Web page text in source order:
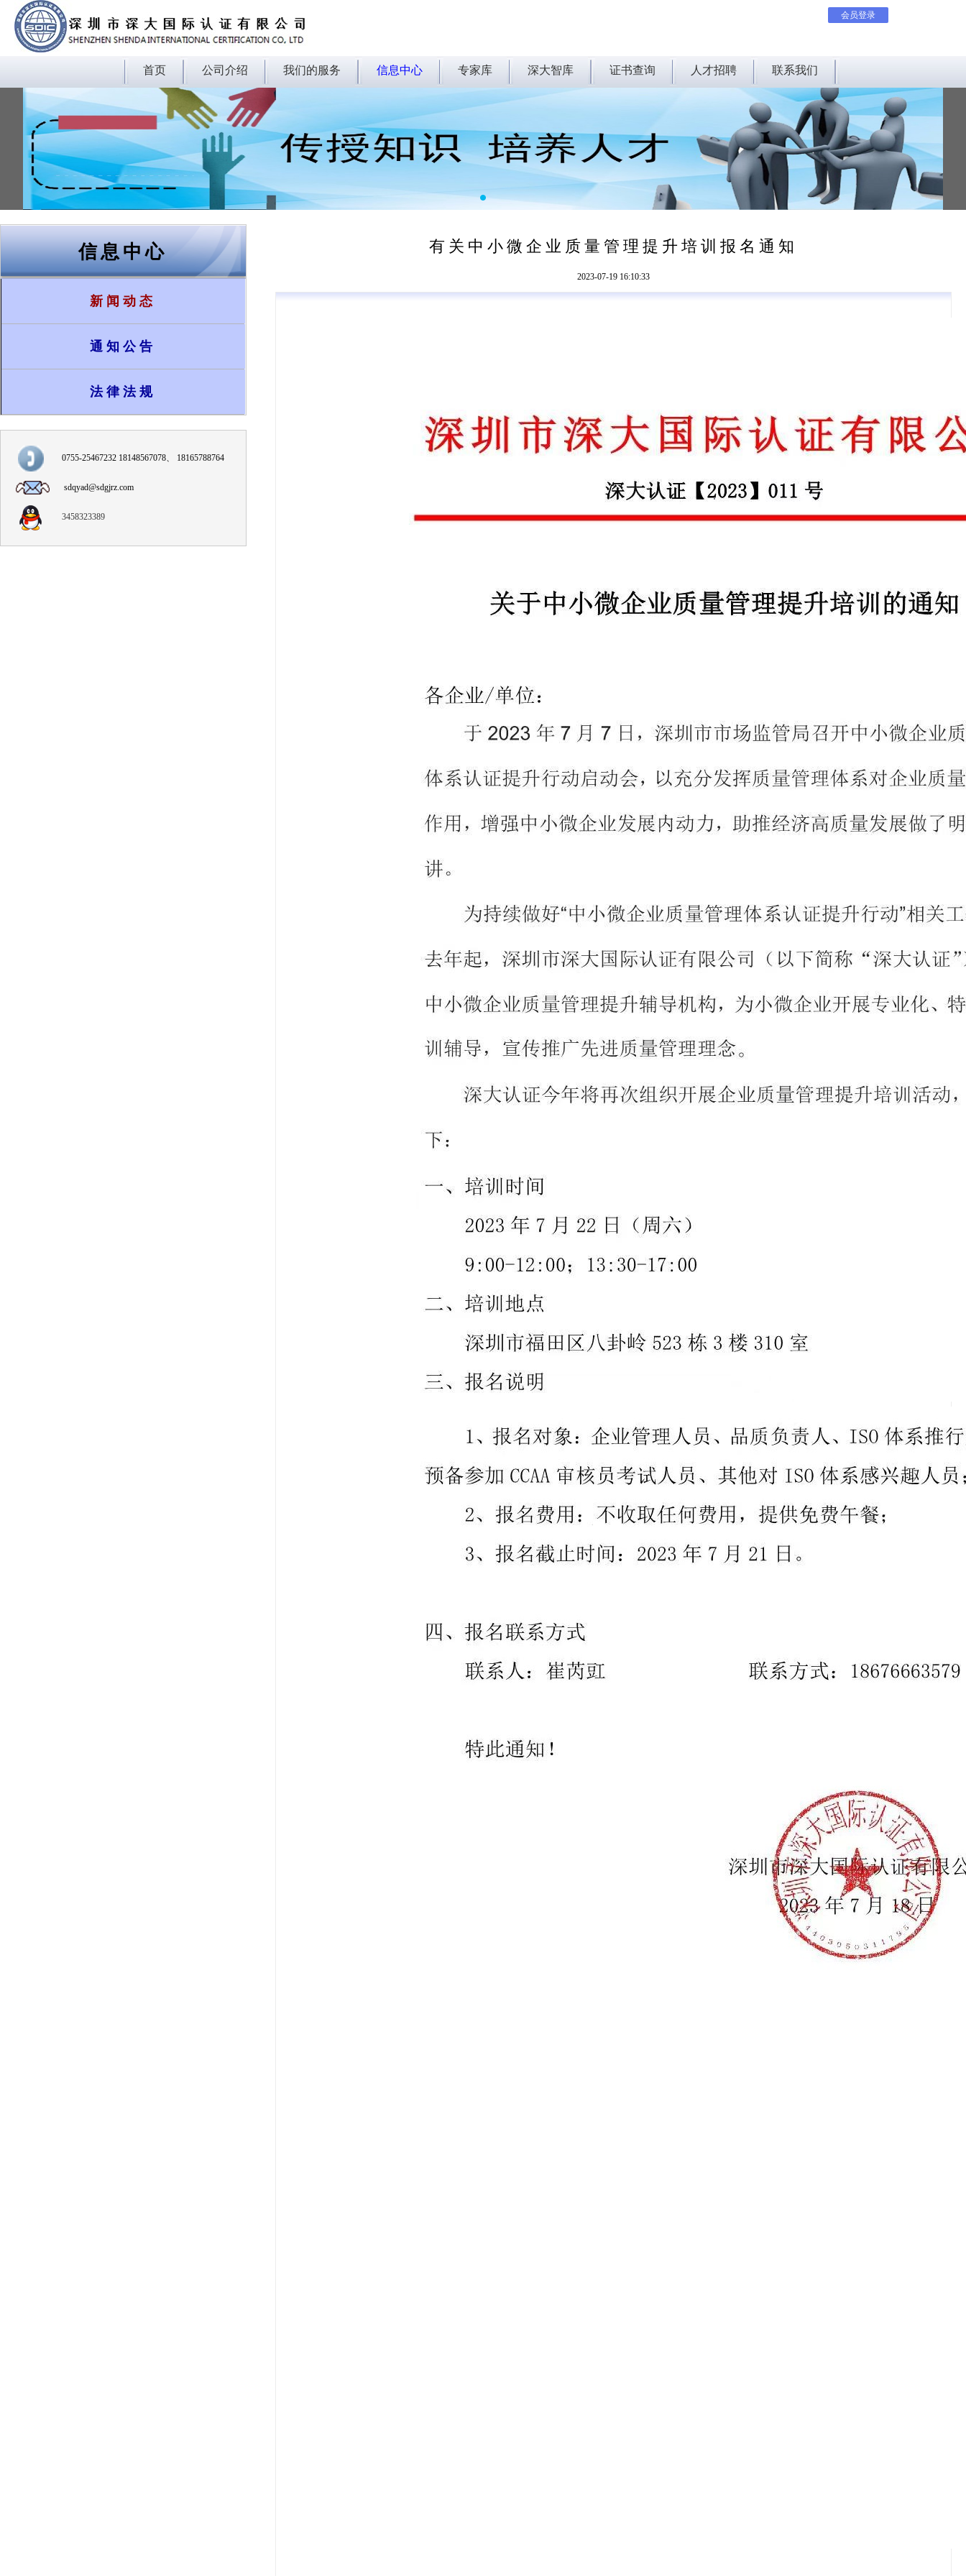
会员登录
首页 公司介绍 我们的服务 信息中心 专家库 深大智库 证书查询 人才招聘 联系我们
信息中心
新闻动态
通知公告
法律法规
0755-25467232 18148567078、 18165788764
sdqyad@sdgjrz.com
3458323389
有关中小微企业质量管理提升培训报名通知
2023-07-19 16:10:33